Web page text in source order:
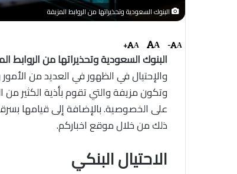
البنوك السعودية وتحذيراتها من الروابط المزيفة
A
-
A
A
+
البنوك السعودية وتحذيراتها من الروابط
والإحتيال في الظهور في العديد من
وتكون مزيفة والتي تقوم بأذية الكثير
على الخصوصية. بالإضافة إلى قيامها
ذلك من خلال موقع اخباركم.
الاحتيال البنكي